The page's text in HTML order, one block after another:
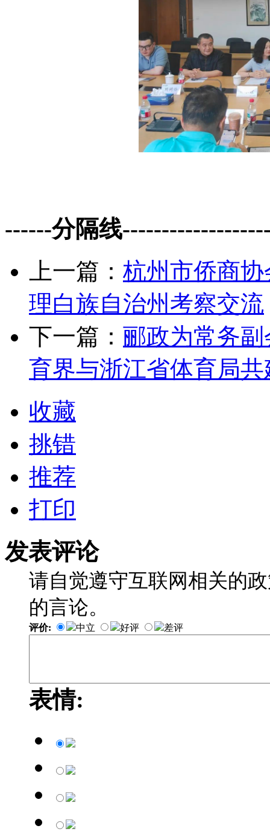
------分隔线
上一篇： 杭州市侨商
理白族自治州考察交流
下一篇： 郦政为常务
育界与浙江省体育局
收藏
挑错
推荐
打印
发表评论
请自觉遵守互联网相关的
的言论。
评价: 中立 好评 差评
表情: